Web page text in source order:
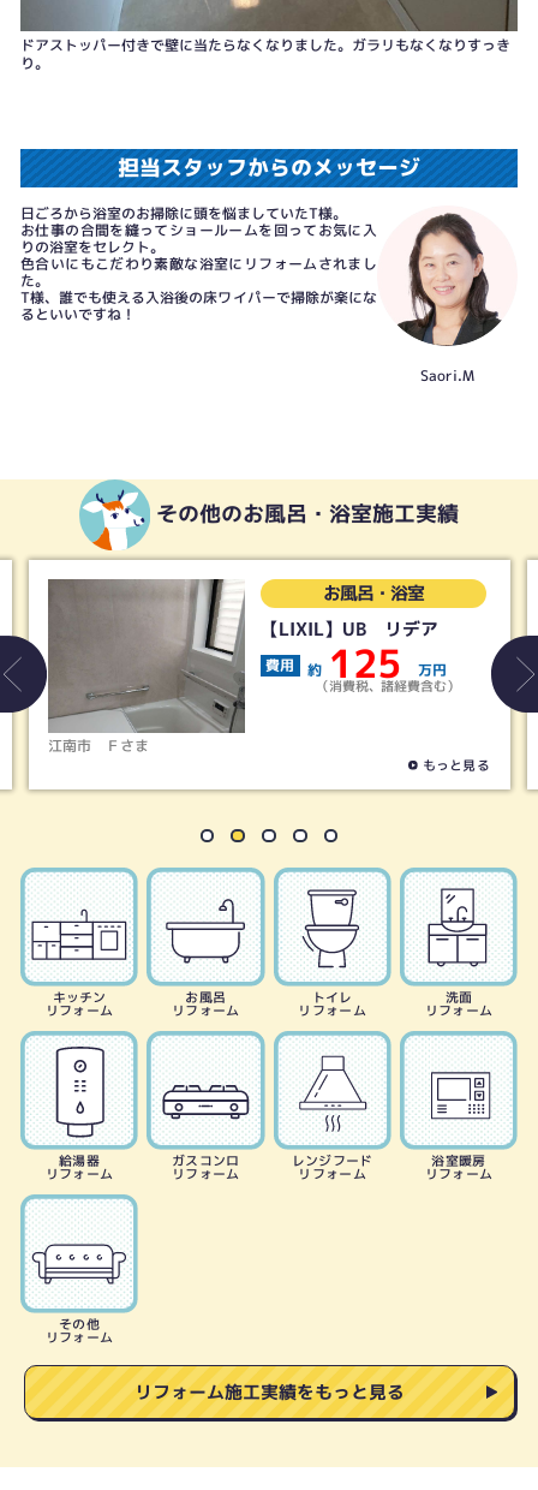
ドアストッパー付きで壁に当たらなくなりました。ガラリもなくなりすっき
り。
担当スタッフからのメッセージ
日ごろから浴室のお掃除に頭を悩ましていたT様。
お仕事の合間を縫ってショールームを回ってお気に入
りの浴室をセレクト。
色合いにもこだわり素敵な浴室にリフォームされまし
た。
T様、誰でも使える入浴後の床ワイパーで掃除が楽にな
るといいですね！
Saori.M
その他のお風呂・浴室施工実績
お風呂・浴室
【LIXIL】UB リデア
125 万円
（消費税、諸経費含む）
キッチン
リフォーム
お風呂
リフォーム
トイレ
リフォーム
洗面
リフォーム
給湯器
リフォーム
ガスコンロ
リフォーム
レンジフード
リフォーム
浴室暖房
リフォーム
その他
リフォーム
リフォーム施工実績をもっと見る